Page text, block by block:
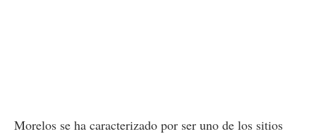
Morelos se ha caracterizado por ser uno de los sitios